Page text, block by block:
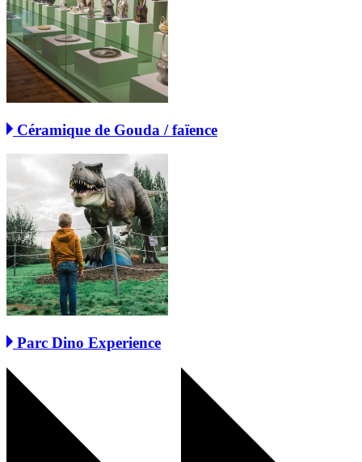
Céramique de Gouda / faïence
Parc Dino Experience